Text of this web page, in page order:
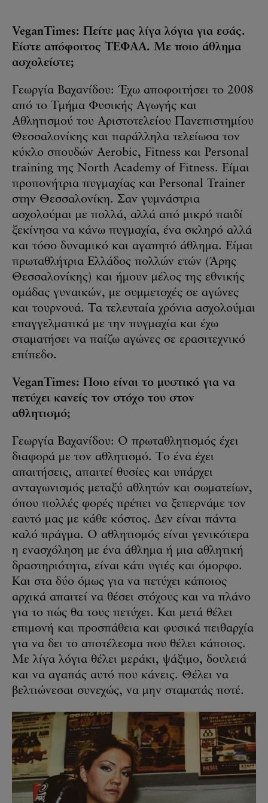
VeganTimes: Πείτε μας λίγα λόγια για εσάς.
Είστε απόφοιτος ΤΕΦΑΑ. Με ποιο άθλημα
ασχολείστε;
Γεωργία Βαχανίδου: Έχω αποφοιτήσει το 2008
από το Τμήμα Φυσικής Αγωγής και
Αθλητισμού του Αριστοτελείου Πανεπιστημίου
Θεσσαλονίκης και παράλληλα τελείωσα τον
κύκλο σπουδών Aerobic, Fitness και Personal
training της North Academy of Fitness. Είμαι
προπονήτρια πυγμαχίας και Personal Trainer
στην Θεσσαλονίκη. Σαν γυμνάστρια
ασχολούμαι με πολλά, αλλά από μικρό παιδί
ξεκίνησα να κάνω πυγμαχία, ένα σκληρό αλλά
και τόσο δυναμικό και αγαπητό άθλημα. Είμαι
πρωταθλήτρια Ελλάδος πολλών ετών (Άρης
Θεσσαλονίκης) και ήμουν μέλος της εθνικής
ομάδας γυναικών, με συμμετοχές σε αγώνες
και τουρνουά. Τα τελευταία χρόνια ασχολούμαι
επαγγελματικά με την πυγμαχία και έχω
σταματήσει να παίζω αγώνες σε ερασιτεχνικό
επίπεδο.
VeganTimes: Ποιο είναι το μυστικό για να
πετύχει κανείς τον στόχο του στον
αθλητισμό;
Γεωργία Βαχανίδου: Ο πρωταθλητισμός έχει
διαφορά με τον αθλητισμό. Το ένα έχει
απαιτήσεις, απαιτεί θυσίες και υπάρχει
ανταγωνισμός μεταξύ αθλητών και σωματείων,
όπου πολλές φορές πρέπει να ξεπερνάμε τον
εαυτό μας με κάθε κόστος. Δεν είναι πάντα
καλό πράγμα. Ο αθλητισμός είναι γενικότερα
η ενασχόληση με ένα άθλημα ή μια αθλητική
δραστηριότητα, είναι κάτι υγιές και όμορφο.
Και στα δύο όμως για να πετύχει κάποιος
αρχικά απαιτεί να θέσει στόχους και να πλάνο
για το πώς θα τους πετύχει. Και μετά θέλει
επιμονή και προσπάθεια και φυσικά πειθαρχία
για να δει το αποτέλεσμα που θέλει κάποιος.
Με λίγα λόγια θέλει μεράκι, ψάξιμο, δουλειά
και να αγαπάς αυτό που κάνεις. Θέλει να
βελτιώνεσαι συνεχώς, να μην σταματάς ποτέ.